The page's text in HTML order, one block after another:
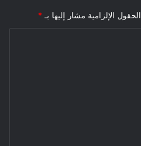
الحقول الإلزامية مشار إليها بـ *